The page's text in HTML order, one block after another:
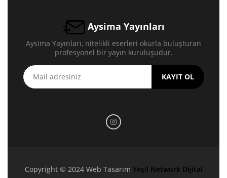
Aysima Yayınları
Aysima Yayınları, nitelikli eserleri okurla buluşturan
profesyonel bir yayın kuruluşudur.
KAYIT OL
Copyright © 2024 Web Tasarım Yeşil Network Dijital